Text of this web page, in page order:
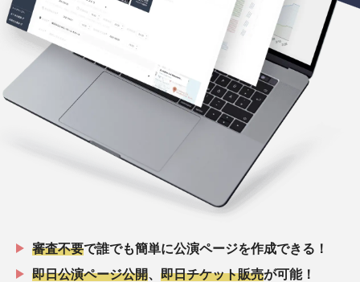
審査不要で誰でも簡単に公演ページを作成できる！
即日公演ページ公開
即日チケット販売が可能！